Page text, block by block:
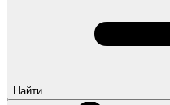
Найти